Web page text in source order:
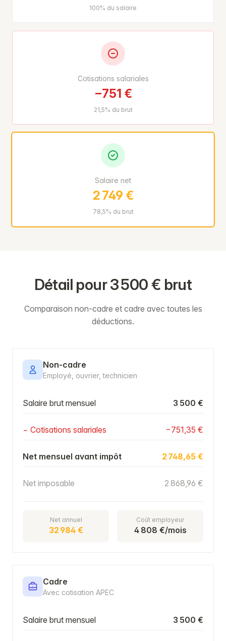
100% du salaire
Cotisations salariales
−751 €
21,5% du brut
Salaire net
2 749 €
78,5% du brut
Détail pour 3 500 € brut
Comparaison non-cadre et cadre avec toutes les
déductions.
Non-cadre
Employé, ouvrier, technicien
Salaire brut mensuel 3 500 €
− Cotisations salariales −751,35 €
Net mensuel avant impôt 2 748,65 €
Net imposable 2 868,96 €
Net annuel
32 984 €
Coût employeur
4 808 €/mois
Cadre
Avec cotisation APEC
Salaire brut mensuel 3 500 €